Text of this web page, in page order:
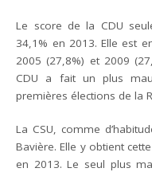
Le score de la CDU
34,1% en 2013. Elle est
2005 (27,8%) et 2009
CDU a fait un plus
premières élections de la
La CSU, comme
Bavière. Elle y obtient
en 2013. Le seul plus